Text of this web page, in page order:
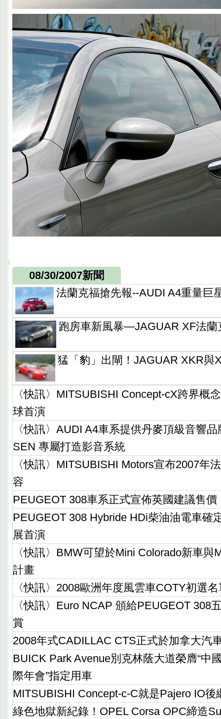
08/30/2007新聞
法蘭克福搶先報--AUDI A4重量巨
跑房車新風暴—JAGUAR XF法蘭
猛「豹」出閘！JAGUAR XKR與
〈快訊〉MITSUBISHI Concept-cX跨界概
球首演
〈快訊〉AUDI A4車系提供丹麥頂級音響
SEN 專屬打造影音系統
〈快訊〉MITSUBISHI Motors宣布2007年
容
PEUGEOT 308車系正式宣佈英國建議售價
PEUGEOT 308 Hybride HDi柴油油電車確
展首演
〈快訊〉BMW可望於Mini Colorado新車與
計畫
〈快訊〉2008歐洲年度風雲車COTY初選
〈快訊〉Euro NCAP 頒給PEUGEOT 308
賞
2008年式CADILLAC CTS正式於加拿大汽
BUICK Park Avenue別克林蔭大道榮膺“中
際年會”指定用車
MITSUBISHI Concept-c-C就是Pajero IO後
綠色地獄新紀錄！OPEL Corsa OPC締造